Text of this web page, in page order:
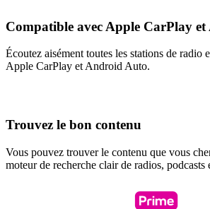
Compatible avec Apple CarPlay
Écoutez aisément toutes les stations de radio
Apple CarPlay et Android Auto.
Trouvez le bon contenu
Vous pouvez trouver le contenu que vous
moteur de recherche clair de radios, podcasts